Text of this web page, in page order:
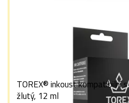
TOREX® inkoust kompatibilní
žlutý, 12 ml